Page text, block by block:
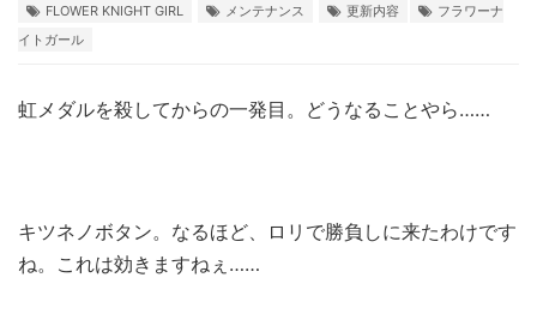
FLOWER KNIGHT GIRL メンテナンス 更新内容
フラワーナ
イトガール
虹メダルを殺してからの一発目。どうなることやら……
キツネノボタン。なるほど、ロリで勝負しに来たわけです
ね。これは効きますねぇ……